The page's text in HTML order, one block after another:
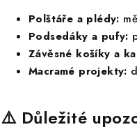
Polštáře a plédy:
Podsedáky a pufy:
Závěsné košíky a
Macramé projekty:
⚠️ Důležité